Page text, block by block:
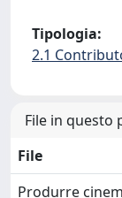
Tipologia:
2.1
File in questo
File
Produrre